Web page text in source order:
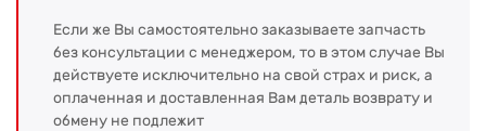
Если же Вы самостоятельно заказываете запчасть
без консультации с менеджером, то в этом случае Вы
действуете исключительно на свой страх и риск, а
оплаченная и доставленная Вам деталь возврату и
обмену не подлежит